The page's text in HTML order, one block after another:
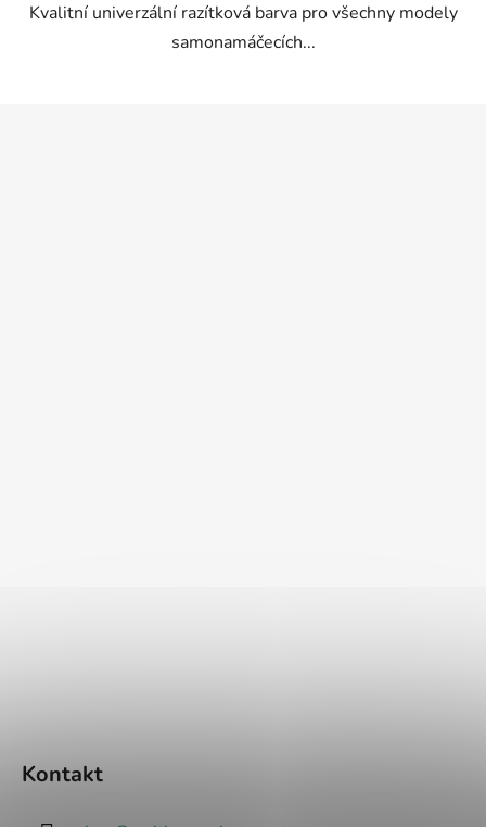
hvězdiček.
Kvalitní univerzální razítková barva pro všechny modely
samonamáčecích...
Kontakt